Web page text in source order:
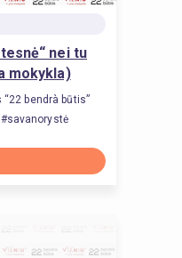
nei tu
mokykla)
bendrà būtis”